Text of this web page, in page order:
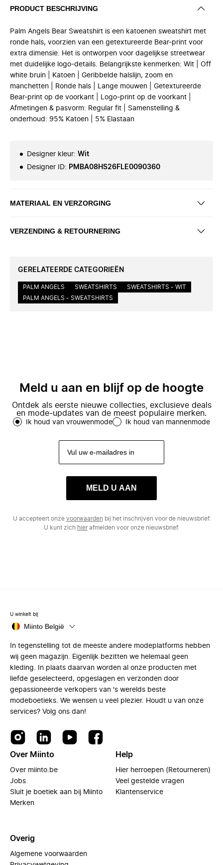
PRODUCT BESCHRIJVING
Palm Angels Bear Sweatshirt is een katoenen sweatshirt met
ronde hals, voorzien van een getextureerde Bear-print voor
extra dimensie. Het is ontworpen voor dagelijkse streetwear
met duidelijke logo-details. Belangrijkste kenmerken: Wit | Off
white bruin | Katoen | Geribbelde halslijn, zoom en
manchetten | Ronde hals | Lange mouwen | Getextureerde
Bear-print op de voorkant | Logo-print op de voorkant |
Afmetingen & pasvorm: Regular fit | Samenstelling &
onderhoud: 95% Katoen | 5% Elastaan
Designer kleur: Wit
Designer ID: PMBA08HS26FLE0090360
MATERIAAL EN VERZORGING
VERZENDING & RETOURNERING
GERELATEERDE CATEGORIEËN
PALM ANGELS SWEATSHIRTS
SWEATSHIRTS - WIT
PALM ANGELS - SWEATSHIRTS
Meld u aan en blijf op de hoogte
Ontdek als eerste nieuwe collecties, exclusieve deals
en mode-updates van de meest populaire merken.
Ik houd van vrouwenmode Ik houd van mannenmode
MELD U AAN
U accepteert onze voorwaarden bij het inschrijven voor de nieuwsbrief.
U kunt zich hierafmelden voor onze nieuwsbrief.
U winkelt bij
Miinto België
In tegenstelling tot de meeste andere modeplatforms hebben
wij geen magazijn. Eigenlijk bezitten we helemaal geen
kleding. In plaats daarvan worden al onze producten met
liefde geselecteerd, opgeslagen en verzonden door
gepassioneerde verkopers van 's werelds beste
modeboetieks. We wensen u veel plezier. Houdt u van onze
services? Volg ons dan!
Over Miinto
Over miinto.be
Jobs
Sluit je boetiek aan bij Miinto
Merken
Help
Hier herroepen (Retourneren)
Veel gestelde vragen
Klantenservice
Overig
Algemene voorwaarden